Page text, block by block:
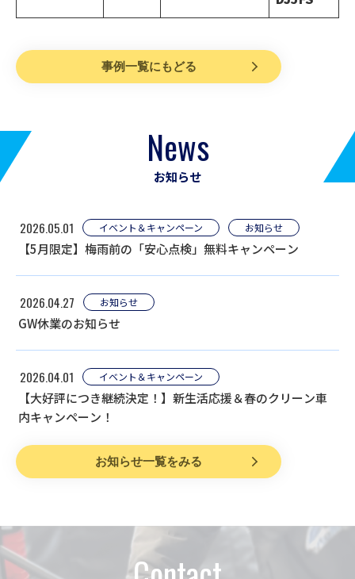
事例一覧にもどる
News
お知らせ
2026.05.01 イベント＆キャンペーン お知らせ
【5月限定】梅雨前の「安心点検」無料キャンペーン
2026.04.27 お知らせ
GW休業のお知らせ
2026.04.01 イベント＆キャンペーン
【大好評につき継続決定！】新生活応援＆春のクリーン車
内キャンペーン！
お知らせ一覧をみる